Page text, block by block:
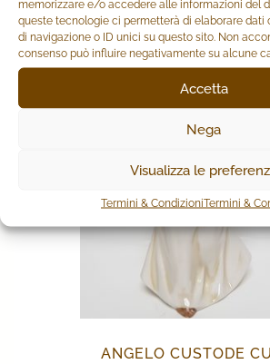
memorizzare e/o accedere alle informazioni del
queste tecnologie ci permetterà di elaborare
di navigazione o ID unici su questo sito. Non
consenso può influire negativamente su alcune
Accetta
Nega
Visualizza le
Termini & CondizioniTermini &
PRODOTTI CORRELATI
ANGELO CUSTODE